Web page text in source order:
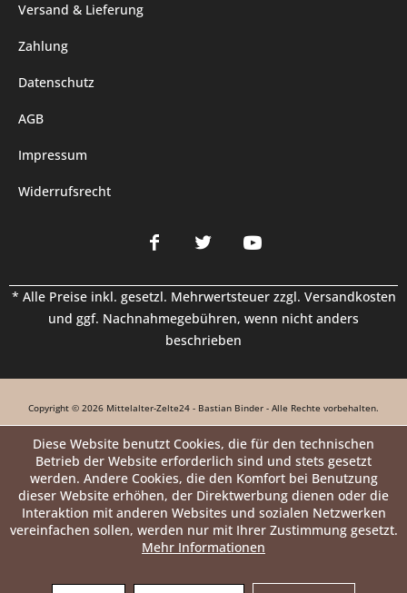
Versand & Lieferung
Zahlung
Datenschutz
AGB
Impressum
Widerrufsrecht
* Alle Preise inkl. gesetzl. Mehrwertsteuer zzgl. Versandkosten
und ggf. Nachnahmegebühren, wenn nicht anders
beschrieben
Copyright © 2026 Mittelalter-Zelte24 - Bastian Binder - Alle Rechte vorbehalten.
Diese Website benutzt Cookies, die für den technischen
Betrieb der Website erforderlich sind und stets gesetzt
werden. Andere Cookies, die den Komfort bei Benutzung
dieser Website erhöhen, der Direktwerbung dienen oder die
Interaktion mit anderen Websites und sozialen Netzwerken
vereinfachen sollen, werden nur mit Ihrer Zustimmung gesetzt.
Mehr Informationen